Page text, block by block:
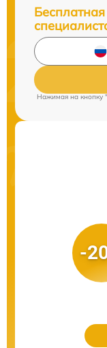
Нажимая на кнопку
-